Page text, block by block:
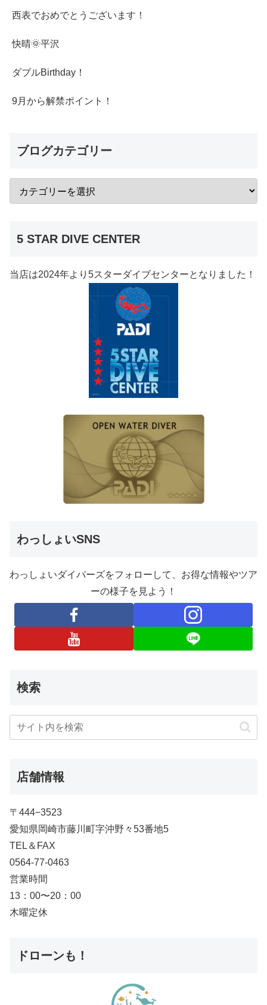
西表でおめでとうございます！
快晴🌞平沢
ダブルBirthday！
9月から解禁ポイント！
ブログカテゴリー
5 STAR DIVE CENTER
当店は2024年より5スターダイブセンターとなりました！
わっしょいSNS
わっしょいダイバーズをフォローして、お得な情報やツア
ーの様子を見よう！
検索
店舗情報
〒444−3523
愛知県岡崎市藤川町字沖野々53番地5
TEL＆FAX
0564-77-0463
営業時間
13：00〜20：00
木曜定休
ドローンも！